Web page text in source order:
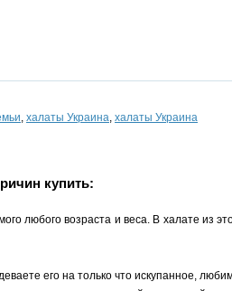
, халаты Украина, халаты Украина
купить:
любого возраста и веса. В халате из
его на только что искупанное,